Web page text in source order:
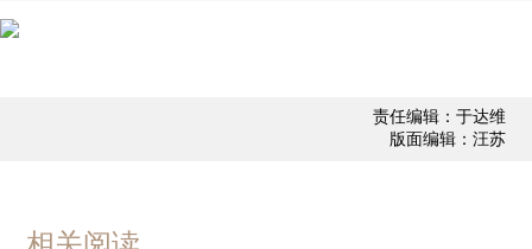
责任编辑：于达维
版面编辑：汪苏